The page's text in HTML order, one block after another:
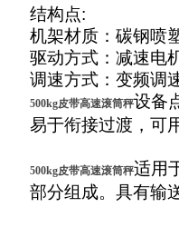
结构点:
机架材质：碳钢喷
驱动方式：减速电
调速方式：变频调
500kg皮带高速滚筒秤设备
易于衔接过渡，可
500kg皮带高速滚筒秤适用
部分组成。具有输